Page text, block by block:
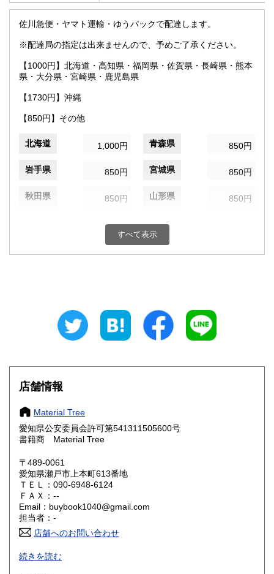
佐川急便・ヤマト運輸・ゆうパックで配達します。
※配達局の指定は出来ませんので、予めご了承ください。
【1000円】北海道・高知県・福岡県・佐賀県・長崎県・熊本
県・大分県・宮崎県・鹿児島県
【1730円】沖縄
【850円】その他
北海道 1,000円 青森県 850円
岩手県 850円 宮城県 850円
秋田県 850円 山形県 850円
850円 茨城県
850円 富山県
山梨県
岐阜県
愛知県 850円 三重県
滋賀県
大阪府 850円
奈良県 850円 和歌山県
鳥取県
すべて表示
店舗情報
Material Tree
愛知県公安委員会許可第541311505600号
書籍商 Material Tree
〒489-0061
愛知県瀬戸市上本町613番地
ＴＥＬ：090-6948-6124
ＦＡＸ：--
Email：buybook1040@gmail.com
担当者：-
店舗へのお問い合わせ
当店の商品を見て頂きありがとうございます。
Material Treeは、ネット販売専門店として、10年以上の経験
続きを読む